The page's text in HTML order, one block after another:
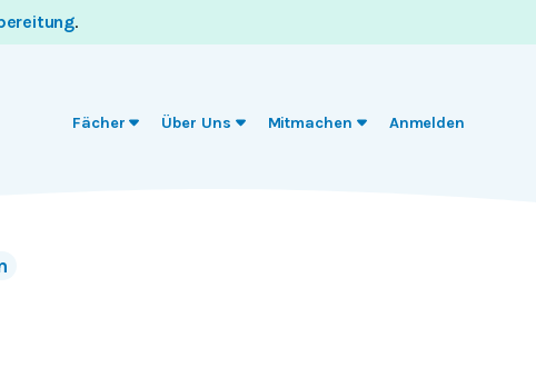
.
Fächer Über Uns Mitmachen Anmelden